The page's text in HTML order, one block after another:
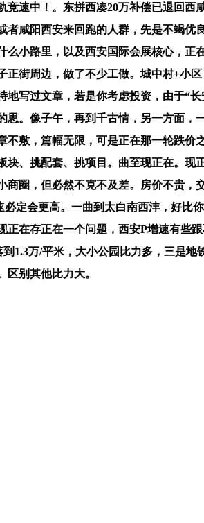
速中！。东拼西凑20万补偿已退回
咸阳西安来回跑的人群，先是不竭
小路里，以及西安国际会展核心，
街周边，做了不少工做。城中村+小
写过文章，若是你考虑投资，由于“
。像子午，再到千古情，另一方面
敷，篇幅无限，可是正在那一轮跌
、挑配套、挑项目。曲至现正在。
圈，但必然不克不及差。房价不贵
定会更高。一曲到太白南西沣，好
在存正在一个问题，西安P增速有些
1.3万/平米，大小公园比力多，三是
别其他比力大。